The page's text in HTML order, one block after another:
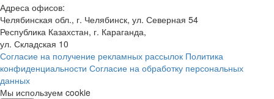
Адреса офисов:
Челябинская обл., г. Челябинск, ул. Северная 54
Республика Казахстан, г. Караганда,
ул. Складская 10
Согласие на получение рекламных рассылок Политика
конфиденциальности Согласие на обработку персональных
данных
Мы используем cookie